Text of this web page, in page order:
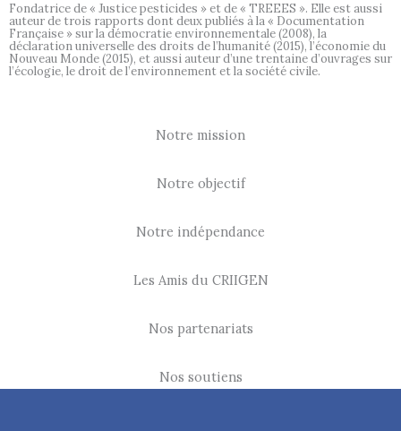
Fondatrice de « Justice pesticides » et de « TREEES ». Elle est aussi
auteur de trois rapports dont deux publiés à la « Documentation
Française » sur la démocratie environnementale (2008), la
déclaration universelle des droits de l’humanité (2015), l’économie du
Nouveau Monde (2015), et aussi auteur d’une trentaine d’ouvrages sur
l’écologie, le droit de l’environnement et la société civile.
Notre mission
Notre objectif
Notre indépendance
Les Amis du CRIIGEN
Nos partenariats
Nos soutiens